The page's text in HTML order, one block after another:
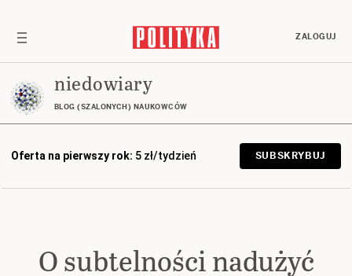
ZALOGUJ
niedowiary
BLOG (SZALONYCH) NAUKOWCÓW
Oferta na pierwszy rok: 5 zł/tydzień SUBSKRYBUJ
O subtelności nadużyć